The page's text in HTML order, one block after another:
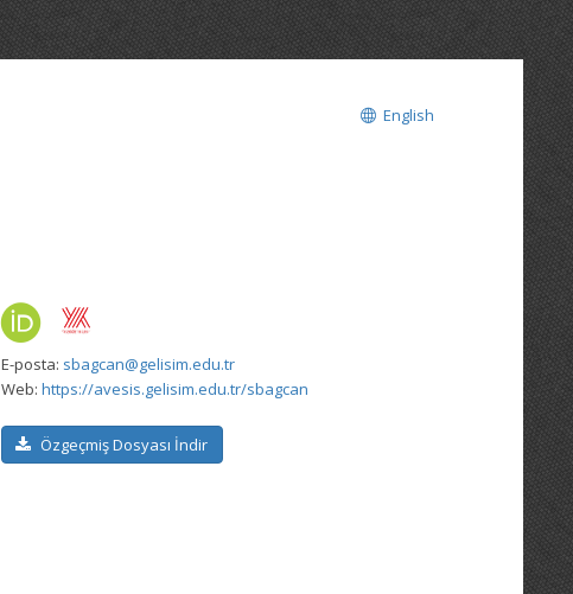
English
E-posta: sbagcan@gelisim.edu.tr
Web: https://avesis.gelisim.edu.tr/sbagcan
Özgeçmiş Dosyası İndir